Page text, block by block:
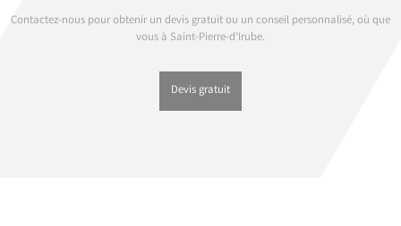
Contactez-nous pour obtenir un devis gratuit ou un conseil personnalisé, où que
vous à Saint-Pierre-d’Irube.
Devis gratuit